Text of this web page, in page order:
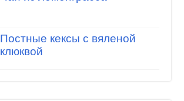
Постные кексы с вяленой
клюквой